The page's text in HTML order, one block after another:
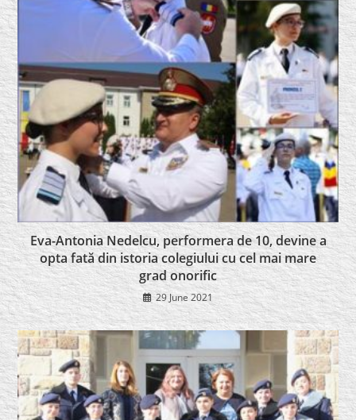
Eva-Antonia Nedelcu, performera de 10, devine a
opta fată din istoria colegiului cu cel mai mare
grad onorific
29 June 2021